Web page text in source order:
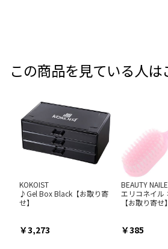
この商品を見ている人
KOKOIST
♪Gel Box Black【お取り寄
せ】
3,273
BEAUTY
エリコネイル
【お取り寄せ】
385